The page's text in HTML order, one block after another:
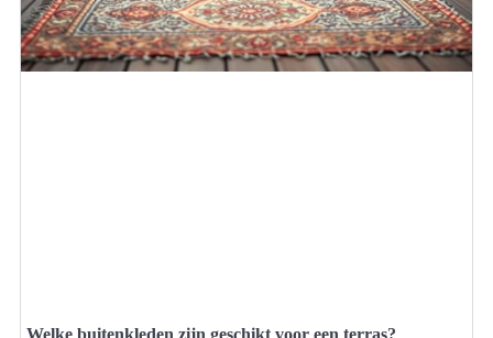
Welke buitenkleden zijn geschikt voor een terras?